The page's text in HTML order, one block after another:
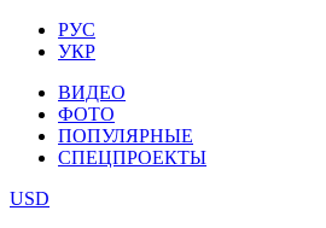
РУС
УКР
ВИДЕО
ФОТО
ПОПУЛЯРНЫЕ
СПЕЦПРОЕКТЫ
USD